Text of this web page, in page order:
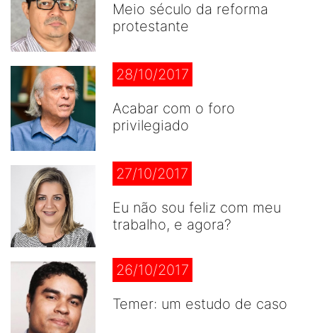
Meio século da reforma
protestante
28/10/2017
Acabar com o foro
privilegiado
27/10/2017
Eu não sou feliz com meu
trabalho, e agora?
26/10/2017
Temer: um estudo de caso